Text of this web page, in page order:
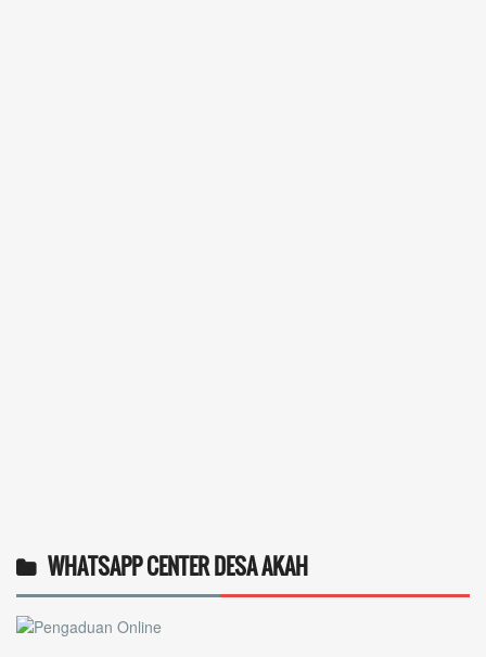
WHATSAPP CENTER DESA AKAH